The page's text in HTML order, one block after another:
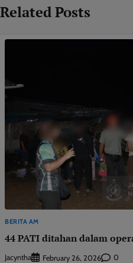
Related Posts
BERITA AM
44 PATI ditahan dalam
Jacyntha February 26, 2026 0